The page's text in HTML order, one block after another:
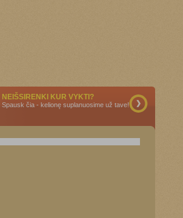
NEIŠSIRENKI KUR VYKTI?
Spausk čia - kelionę suplanuosime už tave!